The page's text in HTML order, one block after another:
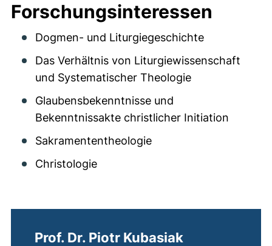
Forschungsinteressen
Dogmen- und Liturgiegeschichte
Das Verhältnis von Liturgiewissenschaft
und Systematischer Theologie
Glaubensbekenntnisse und
Bekenntnissakte christlicher Initiation
Sakramententheologie
Christologie
Prof. Dr. Piotr Kubasiak